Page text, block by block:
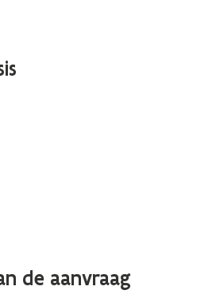
de aanvraag